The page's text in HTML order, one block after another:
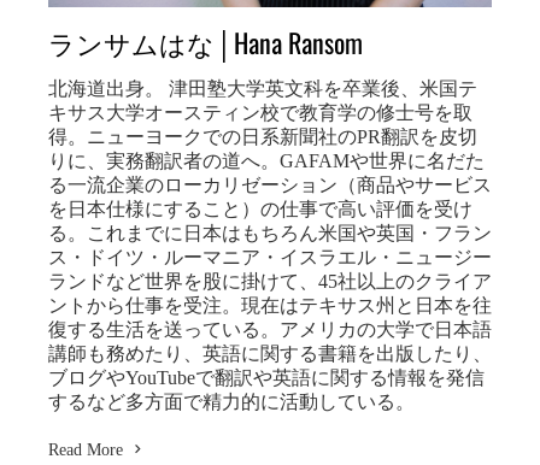
ランサムはな│Hana Ransom
北海道出身。 津田塾大学英文科を卒業後、米国テ
キサス大学オースティン校で教育学の修士号を取
得。ニューヨークでの日系新聞社のPR翻訳を皮切
りに、実務翻訳者の道へ。GAFAMや世界に名だた
る一流企業のローカリゼーション（商品やサービス
を日本仕様にすること）の仕事で高い評価を受け
る。これまでに日本はもちろん米国や英国・フラン
ス・ドイツ・ルーマニア・イスラエル・ニュージー
ランドなど世界を股に掛けて、45社以上のクライア
ントから仕事を受注。現在はテキサス州と日本を往
復する生活を送っている。アメリカの大学で日本語
講師も務めたり、英語に関する書籍を出版したり、
ブログやYouTubeで翻訳や英語に関する情報を発信
するなど多方面で精力的に活動している。
Read More